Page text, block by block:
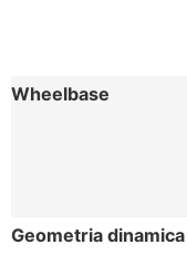
Wheelbase
Geometria dinamica